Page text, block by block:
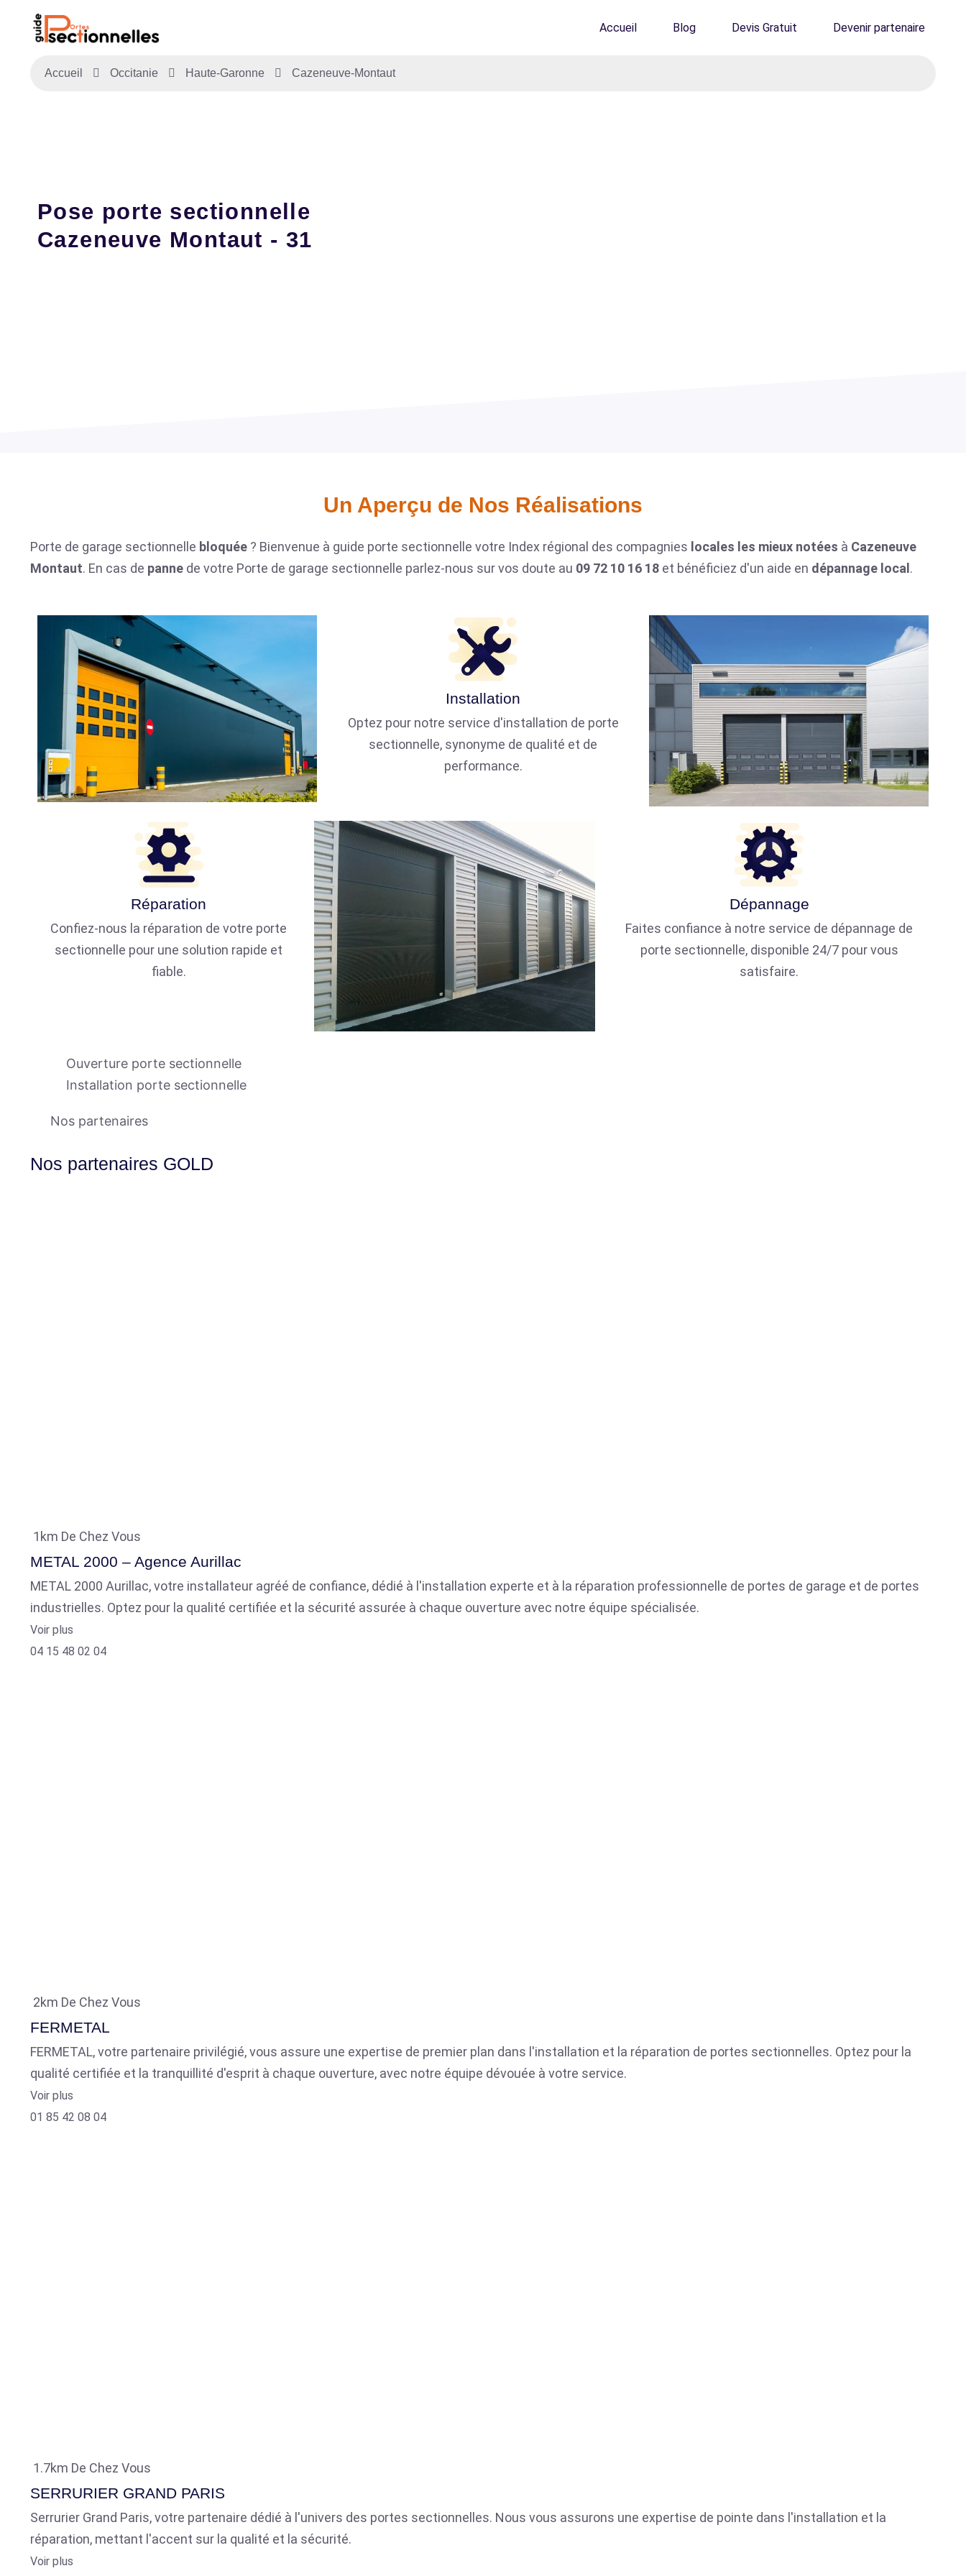
Accueil Blog Devis Gratuit Devenir partenaire
Accueil Occitanie Haute-Garonne Cazeneuve-Montaut
Pose porte sectionnelle
Cazeneuve Montaut - 31
Un Aperçu de Nos Réalisations​
Porte de garage sectionnelle bloquée ? Bienvenue à guide porte sectionnelle votre Index régional des compagnies locales les mieux notées à Cazeneuve
Montaut. En cas de panne de votre Porte de garage sectionnelle parlez-nous sur vos doute au 09 72 10 16 18 et bénéficiez d'un aide en dépannage local .
Installation
Optez pour notre service d'installation de porte
sectionnelle, synonyme de qualité et de
performance.
Réparation
Confiez-nous la réparation de votre porte
sectionnelle pour une solution rapide et
fiable.
Dépannage
Faites confiance à notre service de dépannage de
porte sectionnelle, disponible 24/7 pour vous
satisfaire.
Ouverture porte sectionnelle
Installation porte sectionnelle
Nos partenaires
Nos partenaires GOLD
1km De Chez Vous
METAL 2000 – Agence Aurillac
METAL 2000 Aurillac, votre installateur agréé de confiance, dédié à l'installation experte et à la réparation professionnelle de portes de garage et de portes
industrielles. Optez pour la qualité certifiée et la sécurité assurée à chaque ouverture avec notre équipe spécialisée.
Voir plus
04 15 48 02 04
2km De Chez Vous
FERMETAL
FERMETAL, votre partenaire privilégié, vous assure une expertise de premier plan dans l'installation et la réparation de portes sectionnelles. Optez pour la
qualité certifiée et la tranquillité d'esprit à chaque ouverture, avec notre équipe dévouée à votre service.
Voir plus
01 85 42 08 04
1.7km De Chez Vous
SERRURIER GRAND PARIS
Serrurier Grand Paris, votre partenaire dédié à l'univers des portes sectionnelles. Nous vous assurons une expertise de pointe dans l'installation et la
réparation, mettant l'accent sur la qualité et la sécurité.
Voir plus